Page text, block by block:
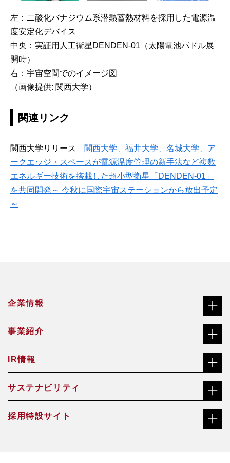
左：二酸化バナジウム系潜熱蓄熱材料を採用した電源温
度安定化デバイス
中央：実証用人工衛星DENDEN-01（太陽電池パドル展
開時）
右：宇宙空間でのイメージ図
（画像提供: 関西大学）
関連リンク
関西大学リリース 関西大学、福井大学、名城大学、ア
ークエッジ・スペースが電源温度管理の新手法など複数
エネルギー技術を搭載した超小型衛星「DENDEN-01」
を共同開発～ 今秋に国際宇宙ステーションから放出予定
～
企業情報
社長メッセージ（ごあいさつ）
事業紹介
合金鉄事業
IR情報
株主・投資家の皆さまへ
サステナビリティ
社長メッセージ（ごあいさつ）
採用特設サイト